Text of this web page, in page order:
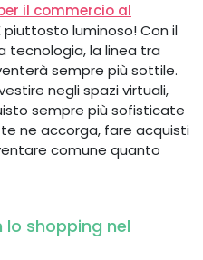
il commercio al
piuttosto luminoso! Con il
tecnologia, la linea tra
sempre più sottile.
negli spazi virtuali,
sempre più sofisticate
ne accorga, fare acquisti
comune quanto
lo shopping nel